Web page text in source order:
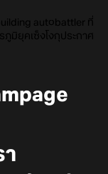
autobattler ที่
มิยุคเซ็งโงกุประกาศ